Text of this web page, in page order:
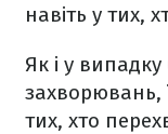
навіть у тих,
Як і у
захворювань,
тих, хто